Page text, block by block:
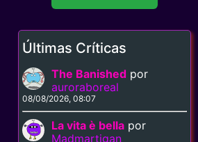
Últimas Críticas
The Banished por
auroraboreal
08/08/2026, 08:07
La vita è bella por
Madmartigan